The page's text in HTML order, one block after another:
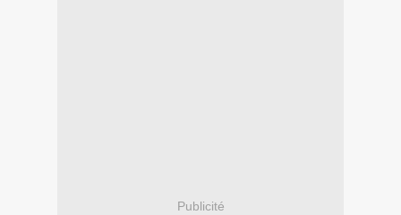
Publicité